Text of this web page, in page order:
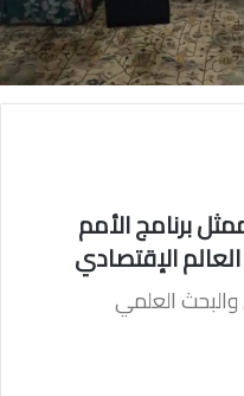
برنامج الأمم
الإقتصادي
والبحث العلمي